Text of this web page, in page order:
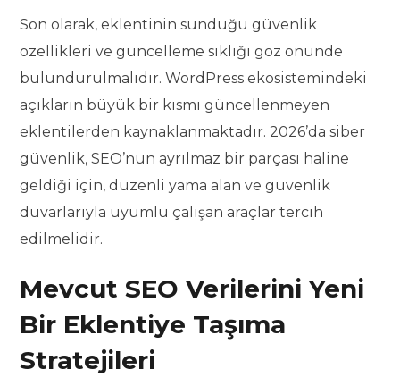
Son olarak, eklentinin sunduğu güvenlik
özellikleri ve güncelleme sıklığı göz önünde
bulundurulmalıdır. WordPress ekosistemindeki
açıkların büyük bir kısmı güncellenmeyen
eklentilerden kaynaklanmaktadır. 2026’da siber
güvenlik, SEO’nun ayrılmaz bir parçası haline
geldiği için, düzenli yama alan ve güvenlik
duvarlarıyla uyumlu çalışan araçlar tercih
edilmelidir.
Mevcut SEO Verilerini Yeni
Bir Eklentiye Taşıma
Stratejileri